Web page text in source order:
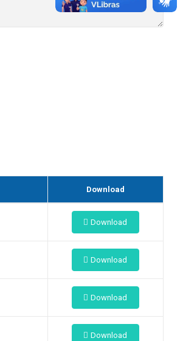
Download
Download
Download
Download
Download